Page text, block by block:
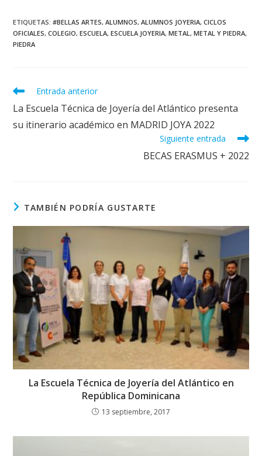
ETIQUETAS:#BELLAS ARTES, ALUMNOS, ALUMNOS JOYERIA, CICLOS
OFICIALES, COLEGIO, ESCUELA, ESCUELA JOYERIA, METAL, METAL Y PIEDRA,
PIEDRA
Leer
artículos
Entrada anterior
La Escuela Técnica de Joyería del Atlántico presenta
su itinerario académico en MADRID JOYA 2022
Siguiente entrada
BECAS ERASMUS + 2022
TAMBIÉN PODRÍA GUSTARTE
La Escuela Técnica de Joyería del Atlántico en
República Dominicana
13 septiembre, 2017